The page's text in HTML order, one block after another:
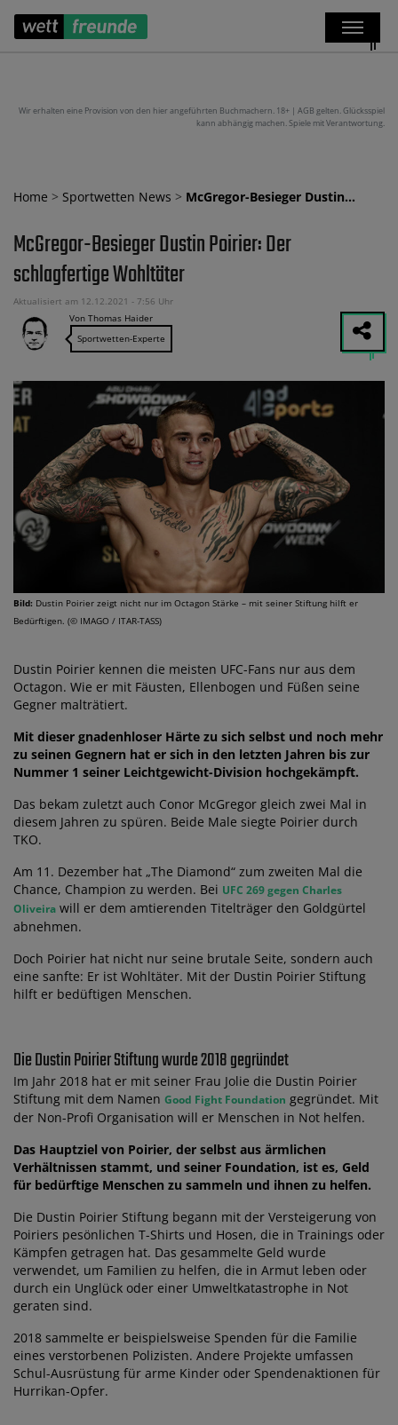
Wir erhalten eine Provision von den hier angeführten Buchmachern. 18+ | AGB gelten. Glücksspiel
kann abhängig machen. Spiele mit Verantwortung.
Home > Sportwetten News > McGregor-Besieger Dustin…
McGregor-Besieger Dustin Poirier: Der
schlagfertige Wohltäter
Aktualisiert am 12.12.2021 - 7:56 Uhr
Von Thomas Haider
Sportwetten-Experte
Bild: Dustin Poirier zeigt nicht nur im Octagon Stärke – mit seiner Stiftung hilft er
Bedürftigen. (© IMAGO / ITAR-TASS)
Dustin Poirier kennen die meisten UFC-Fans nur aus dem
Octagon. Wie er mit Fäusten, Ellenbogen und Füßen seine
Gegner malträtiert.
Mit dieser gnadenhloser Härte zu sich selbst und noch mehr
zu seinen Gegnern hat er sich in den letzten Jahren bis zur
Nummer 1 seiner Leichtgewicht-Division hochgekämpft.
Das bekam zuletzt auch Conor McGregor gleich zwei Mal in
diesem Jahren zu spüren. Beide Male siegte Poirier durch
TKO.
Am 11. Dezember hat „The Diamond“ zum zweiten Mal die
Chance, Champion zu werden. Bei UFC 269 gegen Charles
Oliveira will er dem amtierenden Titelträger den Goldgürtel
abnehmen.
Doch Poirier hat nicht nur seine brutale Seite, sondern auch
eine sanfte: Er ist Wohltäter. Mit der Dustin Poirier Stiftung
hilft er bedüftigen Menschen.
Die Dustin Poirier Stiftung wurde 2018 gegründet
Im Jahr 2018 hat er mit seiner Frau Jolie die Dustin Poirier
Stiftung mit dem Namen Good Fight Foundation gegründet. Mit
der Non-Profi Organisation will er Menschen in Not helfen.
Das Hauptziel von Poirier, der selbst aus ärmlichen
Verhältnissen stammt, und seiner Foundation, ist es, Geld
für bedürftige Menschen zu sammeln und ihnen zu helfen.
Die Dustin Poirier Stiftung begann mit der Versteigerung von
Poiriers pesönlichen T-Shirts und Hosen, die in Trainings oder
Kämpfen getragen hat. Das gesammelte Geld wurde
verwendet, um Familien zu helfen, die in Armut leben oder
durch ein Unglück oder einer Umweltkatastrophe in Not
geraten sind.
2018 sammelte er beispielsweise Spenden für die Familie
eines verstorbenen Polizisten. Andere Projekte umfassen
Schul-Ausrüstung für arme Kinder oder Spendenaktionen für
Hurrikan-Opfer.